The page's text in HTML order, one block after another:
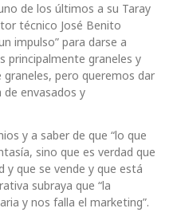
de los últimos a su Taray
técnico José Benito
impulso” para darse a
principalmente graneles y
pero queremos dar
envasados y
y a saber de que “lo que
sino que es verdad que
y que se vende y que está
subraya que “la
y nos falla el marketing”.